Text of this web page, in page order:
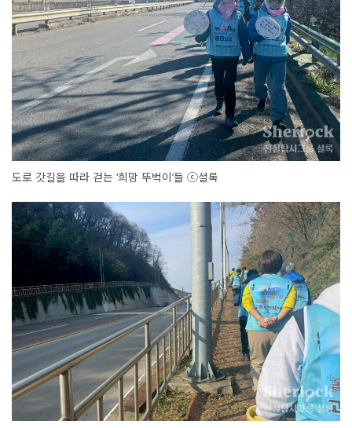
도로 갓길을 따라 걷는 ‘희망 뚜벅이’들 ⓒ셜록